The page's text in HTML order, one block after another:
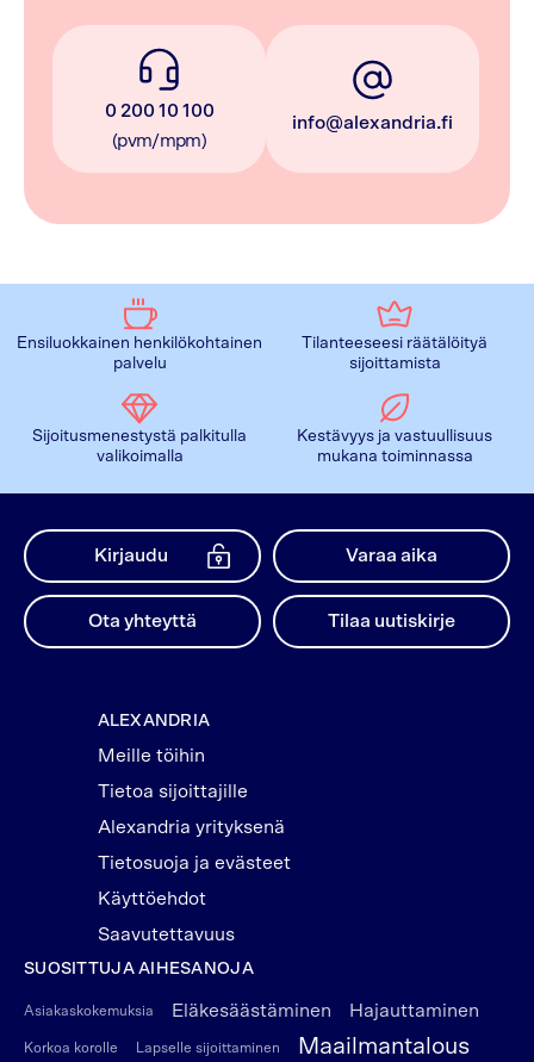
0 200 10 100
(pvm/mpm)
info@alexandria.fi
Ensiluokkainen henkilökohtainen
palvelu
Tilanteeseesi räätälöityä
sijoittamista
Sijoitusmenestystä palkitulla
valikoimalla
Kestävyys ja vastuullisuus
mukana toiminnassa
Kirjaudu Varaa aika
Ota yhteyttä Tilaa uutiskirje
ALEXANDRIA
Meille töihin
Tietoa sijoittajille
Alexandria yrityksenä
Tietosuoja ja evästeet
Käyttöehdot
Saavutettavuus
SUOSITTUJA AIHESANOJA
Asiakaskokemuksia Eläkesäästäminen Hajauttaminen
Korkoa korolle Lapselle sijoittaminen Maailmantalous